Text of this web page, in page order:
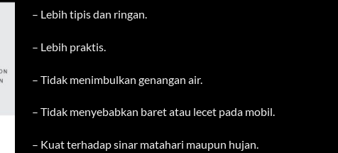
– Lebih tipis dan ringan.
– Lebih praktis.
– Tidak menimbulkan genangan air.
– Tidak menyebabkan baret atau lecet pada mobil.
– Kuat terhadap sinar matahari maupun hujan.